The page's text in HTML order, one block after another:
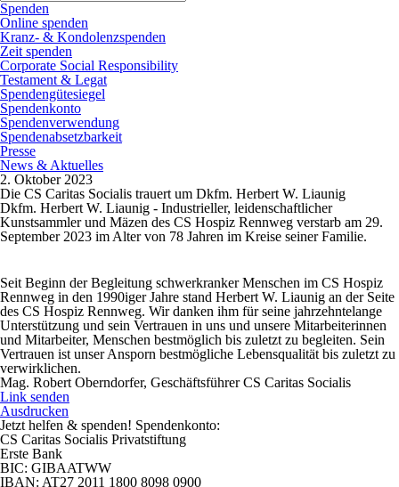
Spenden
Online spenden
Kranz- & Kondolenzspenden
Zeit spenden
Corporate Social Responsibility
Testament & Legat
Spendengütesiegel
Spendenkonto
Spendenverwendung
Spendenabsetzbarkeit
Presse
News & Aktuelles
2. Oktober 2023
Die CS Caritas Socialis trauert um Dkfm. Herbert W. Liaunig
Dkfm. Herbert W. Liaunig - Industrieller, leidenschaftlicher
Kunstsammler und Mäzen des CS Hospiz Rennweg verstarb am 29.
September 2023 im Alter von 78 Jahren im Kreise seiner Familie.
Seit Beginn der Begleitung schwerkranker Menschen im CS Hospiz
Rennweg in den 1990iger Jahre stand Herbert W. Liaunig an der Seite
des CS Hospiz Rennweg. Wir danken ihm für seine jahrzehntelange
Unterstützung und sein Vertrauen in uns und unsere Mitarbeiterinnen
und Mitarbeiter, Menschen bestmöglich bis zuletzt zu begleiten. Sein
Vertrauen ist unser Ansporn bestmögliche Lebensqualität bis zuletzt zu
verwirklichen.
Mag. Robert Oberndorfer, Geschäftsführer CS Caritas Socialis
Link senden
Ausdrucken
Jetzt helfen & spenden! Spendenkonto:
CS Caritas Socialis Privatstiftung
Erste Bank
BIC: GIBAATWW
IBAN: AT27 2011 1800 8098 0900